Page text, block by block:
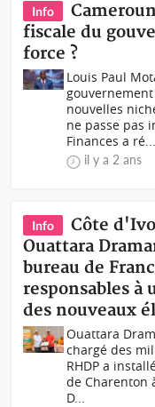
Info
fiscale du
force ?
Louis Paul
nouvelles
ne passe pas
Finances a ré...
il y a 2 ans
Info
Côte
Ouattara
bureau de
responsables
des nouveaux
Ouattara
chargé des
RHDP a
de Charenton
D...